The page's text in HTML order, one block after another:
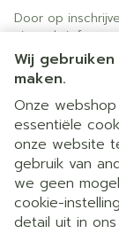
Wij
maken.
Onze
essentiële
onze website
gebruik van
we geen
cookie-
detail uit in ons
Door op
nieuwsbrief en
Juridische links